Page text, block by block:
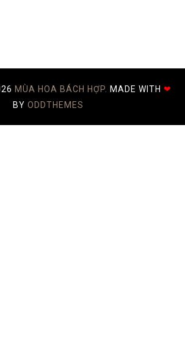
MÙA HOA BÁCH HỢP. MADE WITH ❤
BY ODDTHEMES